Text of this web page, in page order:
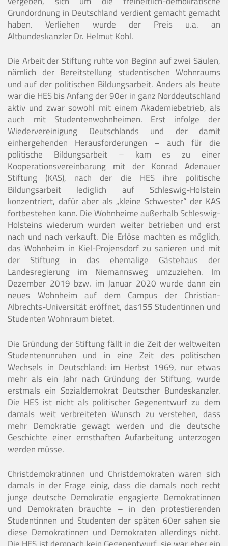
Grundordnung in Deutschland verdient gemacht gemacht
haben. Verliehen wurde der Preis u.a. an
Altbundeskanzler Dr. Helmut Kohl.
Die Arbeit der Stiftung ruhte von Beginn auf zwei Säulen,
nämlich der Bereitstellung studentischen Wohnraums
und auf der politischen Bildungsarbeit. Anders als heute
war die HES bis Anfang der 90er in ganz Norddeutschland
aktiv und zwar sowohl mit einem Akademiebetrieb, als
auch mit Studentenwohnheimen. Erst infolge der
Wiedervereinigung Deutschlands und der damit
einhergehenden Herausforderungen – auch für die
politische Bildungsarbeit – kam es zu einer
Kooperationsvereinbarung mit der Konrad Adenauer
Stiftung (KAS), nach der die HES ihre politische
Bildungsarbeit lediglich auf Schleswig-Holstein
konzentriert, dafür aber als „kleine Schwester“ der KAS
fortbestehen kann. Die Wohnheime außerhalb Schleswig-
Holsteins wiederum wurden weiter betrieben und erst
nach und nach verkauft. Die Erlöse machten es möglich,
das Wohnheim in Kiel-Projensdorf zu sanieren und mit
der Stiftung in das ehemalige Gästehaus der
Landesregierung im Niemannsweg umzuziehen. Im
Dezember 2019 bzw. im Januar 2020 wurde dann ein
neues Wohnheim auf dem Campus der Christian-
Albrechts-Universität eröffnet, das155 Studentinnen und
Studenten Wohnraum bietet.
Die Gründung der Stiftung fällt in die Zeit der weltweiten
Studentenunruhen und in eine Zeit des politischen
Wechsels in Deutschland: im Herbst 1969, nur etwas
mehr als ein Jahr nach Gründung der Stiftung, wurde
erstmals ein Sozialdemokrat Deutscher Bundeskanzler.
Die HES ist nicht als politischer Gegenentwurf zu dem
damals weit verbreiteten Wunsch zu verstehen, dass
mehr Demokratie gewagt werden und die deutsche
Geschichte einer ernsthaften Aufarbeitung unterzogen
werden müsse.
Christdemokratinnen und Christdemokraten waren sich
damals in der Frage einig, dass die damals noch recht
junge deutsche Demokratie engagierte Demokratinnen
und Demokraten brauchte – in den protestierenden
Studentinnen und Studenten der späten 60er sahen sie
diese Demokratinnen und Demokraten allerdings nicht.